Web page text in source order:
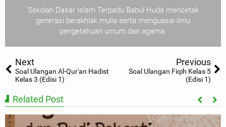
Sekolah Dasar Islam Terpadu Babul Huda mencetak
generasi berakhlak mulia serta menguasai ilmu
pengetahuan umum dan agama.
Next
Soal Ulangan Al-Qur'an Hadist
Kelas 3 (Edisi 1)
Previous
Soal Ulangan Fiqih Kelas 5
(Edisi 1)
Related Post